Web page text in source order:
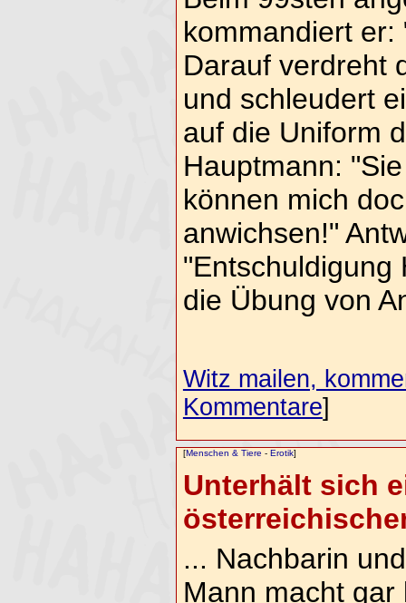
kommandiert er:
Darauf verdreht
und schleudert
auf die Uniform
Hauptmann:
können mich
anwichsen!"
"Entschuldigung
die Übung von
Witz mailen,
Kommentare]
[Menschen & Tiere - Erotik]
Unterhält sich
... Nachbarin
Mann macht